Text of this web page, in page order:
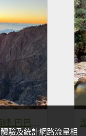
審馬陣山.南湖北山.南湖南峰.巴巴山.南湖大山【帝王之山 豈容凡夫造次】
驗及統計網路流量相